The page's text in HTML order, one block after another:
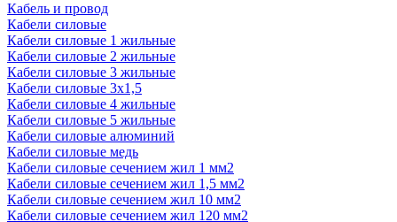
Кабель и провод
Кабели силовые
Кабели силовые 1 жильные
Кабели силовые 2 жильные
Кабели силовые 3 жильные
Кабели силовые 3х1,5
Кабели силовые 4 жильные
Кабели силовые 5 жильные
Кабели силовые алюминий
Кабели силовые медь
Кабели силовые сечением жил 1 мм2
Кабели силовые сечением жил 1,5 мм2
Кабели силовые сечением жил 10 мм2
Кабели силовые сечением жил 120 мм2